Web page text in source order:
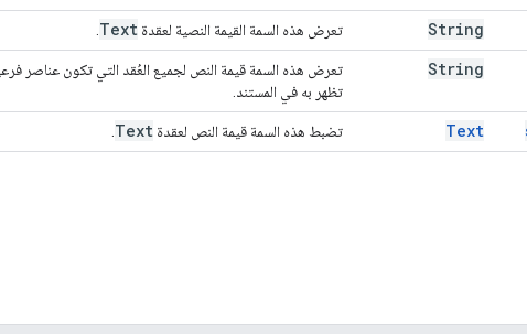
String تعرض هذه السمة القيمة النصية لعقدة Text
String
تعرض هذه السمة قيمة النص لجميع العُقد التي تكون عناصر
تظهر به في المستند.
Text تضبط هذه السمة قيمة النص لعقدة Text